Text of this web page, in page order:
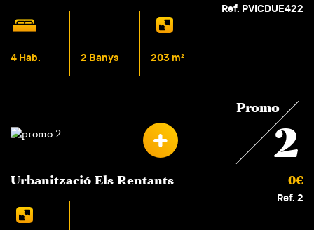
Ref. PVICDUE422
4 Hab. 2 Banys 203 m²
Urbanització Els Rentants 0€
Ref. 2
Promo
2